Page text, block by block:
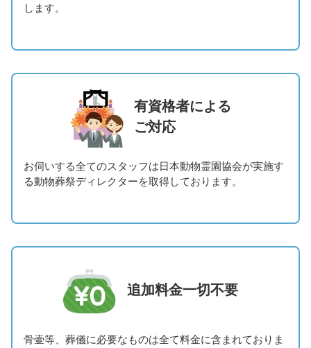
します。
有資格者による
ご対応
お伺いする全てのスタッフは日本動物霊園協会が実施す
る動物葬祭ディレクターを取得しております。
追加料金一切不要
骨壷等、葬儀に必要なものは全て料金に含まれておりま